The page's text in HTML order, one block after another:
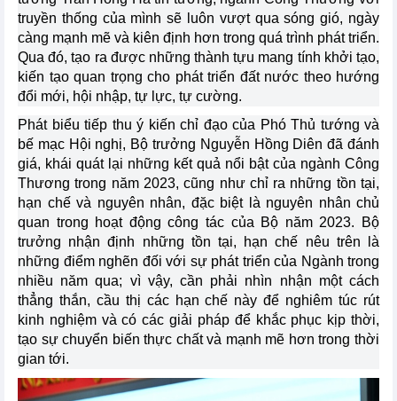
truyền thống của mình sẽ luôn vượt qua sóng gió, ngày
càng mạnh mẽ và kiên định hơn trong quá trình phát triển.
Qua đó, tạo ra được những thành tựu mang tính khởi tạo,
kiến tạo quan trọng cho phát triển đất nước theo hướng
đổi mới, hội nhập, tự lực, tự cường.
Phát biểu tiếp thu ý kiến chỉ đạo của Phó Thủ tướng và
bế mạc Hội nghị, Bộ trưởng Nguyễn Hồng Diên đã đánh
giá, khái quát lại những kết quả nổi bật của ngành Công
Thương trong năm 2023, cũng như chỉ ra những tồn tại,
hạn chế và nguyên nhân, đặc biệt là nguyên nhân chủ
quan trong hoạt động công tác của Bộ năm 2023. Bộ
trưởng nhận định những tồn tại, hạn chế nêu trên là
những điểm nghẽn đối với sự phát triển của Ngành trong
nhiều năm qua; vì vậy, cần phải nhìn nhận một cách
thẳng thắn, cầu thị các hạn chế này để nghiêm túc rút
kinh nghiệm và có các giải pháp để khắc phục kịp thời,
tạo sự chuyển biến thực chất và mạnh mẽ hơn trong thời
gian tới.